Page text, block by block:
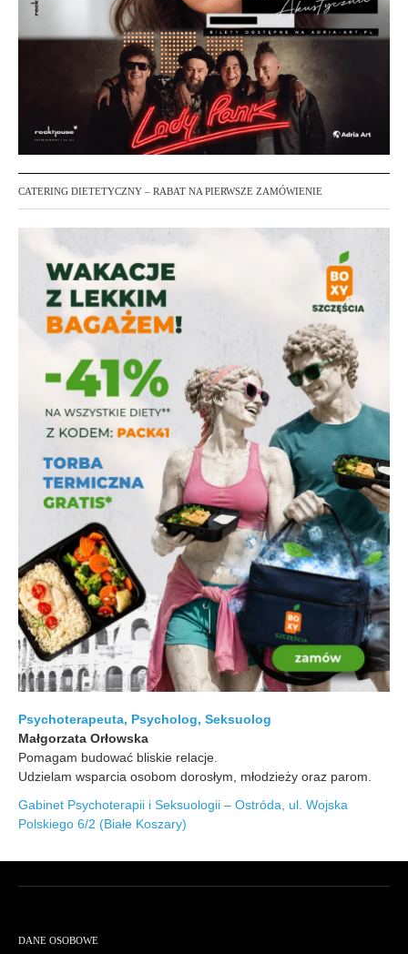
CATERING DIETETYCZNY – RABAT NA PIERWSZE ZAMÓWIENIE
Psychoterapeuta, Psycholog, Seksuolog
Małgorzata Orłowska
Pomagam budować bliskie relacje.
Udzielam wsparcia osobom dorosłym, młodzieży oraz parom.
Gabinet Psychoterapii i Seksuologii – Ostróda, ul. Wojska
Polskiego 6/2 (Białe Koszary)
DANE OSOBOWE